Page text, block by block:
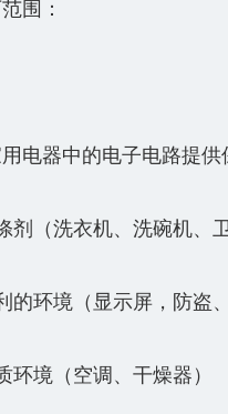
围：
电器中的电子电路提供
剂（洗衣机、洗碗机、
的环境（显示屏，防盗
环境（空调、干燥器）